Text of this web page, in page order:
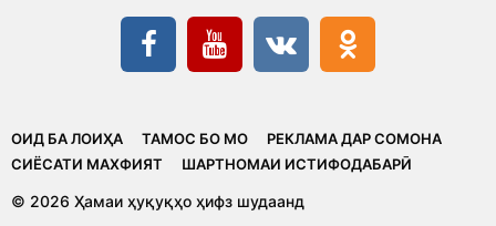
ОИД БА ЛОИҲА ТАМОС БО МО
РЕКЛАМА ДАР СОМОНА
CИЁСАТИ МАХФИЯТ
ШАРТНОМАИ ИСТИФОДАБАРӢ
© 2026 Ҳамаи ҳуқуқҳо ҳифз шудаанд